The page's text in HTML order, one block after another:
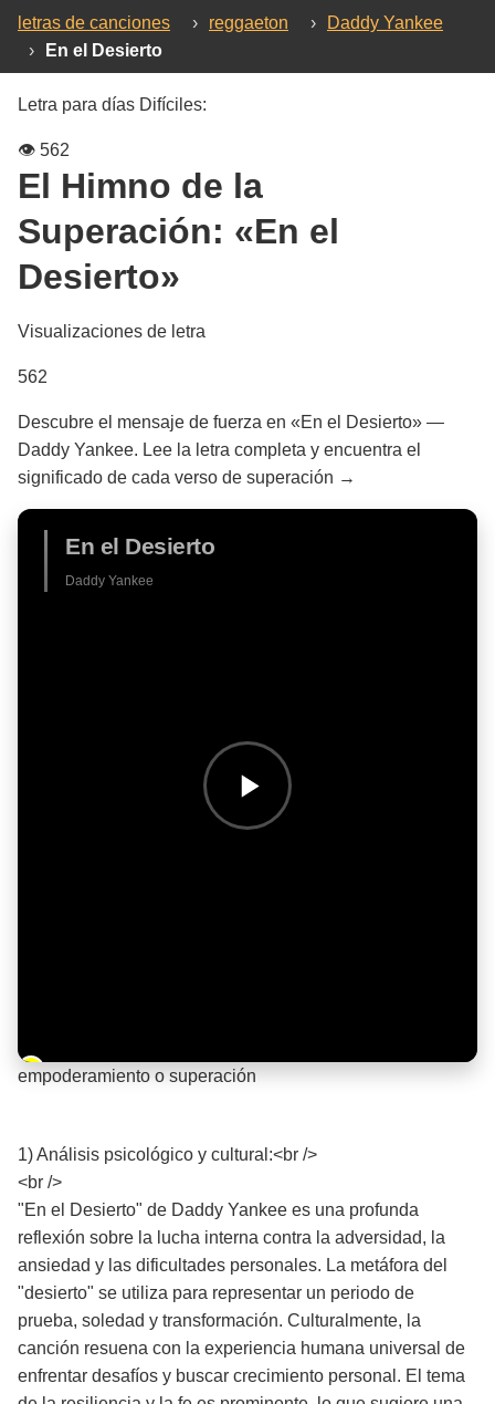
letras de canciones › reggaeton ›
Daddy Yankee
›
En el Desierto
Letra para días Difíciles:
👁️ 562
El Himno de la
Superación: «En el
Desierto»
Visualizaciones de letra
562
Descubre el mensaje de fuerza en «En el Desierto» —
Daddy Yankee. Lee la letra completa y encuentra el
significado de cada verso de superación →
En el Desierto
Daddy Yankee
Barra de progreso de la reproducción
empoderamiento o superación
1) Análisis psicológico y cultural:<br />
<br />
"En el Desierto" de Daddy Yankee es una profunda
reflexión sobre la lucha interna contra la adversidad, la
ansiedad y las dificultades personales. La metáfora del
"desierto" se utiliza para representar un periodo de
prueba, soledad y transformación. Culturalmente, la
canción resuena con la experiencia humana universal de
enfrentar desafíos y buscar crecimiento personal. El tema